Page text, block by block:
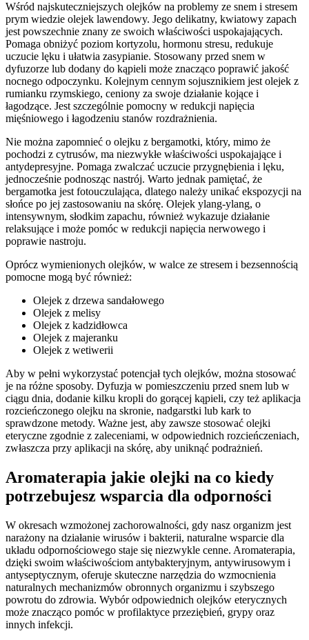
Wśród najskuteczniejszych olejków na problemy ze snem i stresem
prym wiedzie olejek lawendowy. Jego delikatny, kwiatowy zapach
jest powszechnie znany ze swoich właściwości uspokajających.
Pomaga obniżyć poziom kortyzolu, hormonu stresu, redukuje
uczucie lęku i ułatwia zasypianie. Stosowany przed snem w
dyfuzorze lub dodany do kąpieli może znacząco poprawić jakość
nocnego odpoczynku. Kolejnym cennym sojusznikiem jest olejek z
rumianku rzymskiego, ceniony za swoje działanie kojące i
łagodzące. Jest szczególnie pomocny w redukcji napięcia
mięśniowego i łagodzeniu stanów rozdrażnienia.
Nie można zapomnieć o olejku z bergamotki, który, mimo że
pochodzi z cytrusów, ma niezwykłe właściwości uspokajające i
antydepresyjne. Pomaga zwalczać uczucie przygnębienia i lęku,
jednocześnie podnosząc nastrój. Warto jednak pamiętać, że
bergamotka jest fotouczulająca, dlatego należy unikać ekspozycji na
słońce po jej zastosowaniu na skórę. Olejek ylang-ylang, o
intensywnym, słodkim zapachu, również wykazuje działanie
relaksujące i może pomóc w redukcji napięcia nerwowego i
poprawie nastroju.
Oprócz wymienionych olejków, w walce ze stresem i bezsennością
pomocne mogą być również:
Olejek z drzewa sandałowego
Olejek z melisy
Olejek z kadzidłowca
Olejek z majeranku
Olejek z wetiwerii
Aby w pełni wykorzystać potencjał tych olejków, można stosować
je na różne sposoby. Dyfuzja w pomieszczeniu przed snem lub w
ciągu dnia, dodanie kilku kropli do gorącej kąpieli, czy też aplikacja
rozcieńczonego olejku na skronie, nadgarstki lub kark to
sprawdzone metody. Ważne jest, aby zawsze stosować olejki
eteryczne zgodnie z zaleceniami, w odpowiednich rozcieńczeniach,
zwłaszcza przy aplikacji na skórę, aby uniknąć podrażnień.
Aromaterapia jakie olejki na co kiedy
potrzebujesz wsparcia dla odporności
W okresach wzmożonej zachorowalności, gdy nasz organizm jest
narażony na działanie wirusów i bakterii, naturalne wsparcie dla
układu odpornościowego staje się niezwykle cenne. Aromaterapia,
dzięki swoim właściwościom antybakteryjnym, antywirusowym i
antyseptycznym, oferuje skuteczne narzędzia do wzmocnienia
naturalnych mechanizmów obronnych organizmu i szybszego
powrotu do zdrowia. Wybór odpowiednich olejków eterycznych
może znacząco pomóc w profilaktyce przeziębień, grypy oraz
innych infekcji.